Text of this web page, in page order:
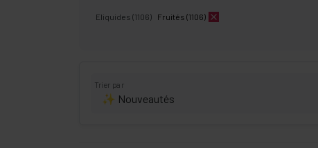
Eliquides (1106) Fruités (1106)
Trier par